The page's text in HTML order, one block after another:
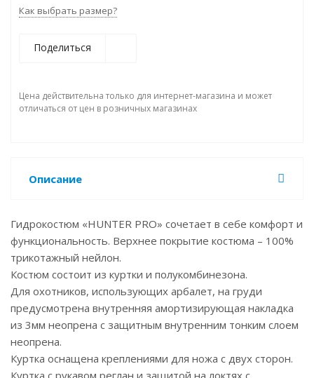
Как выбрать размер?
Поделиться
Цена действительна только для интернет-магазина и может
отличаться от цен в розничных магазинах
Описание
Гидрокостюм «HUNTER PRO» сочетает в себе комфорт и
функциональность. Верхнее покрытие костюма – 100%
трикотажный нейлон.
Костюм состоит из куртки и полукомбинезона.
Для охотников, использующих арбалет, на груди
предусмотрена внутренняя амортизирующая накладка
из 3мм неопрена с защитным внутренним тонким слоем
неопрена.
Куртка оснащена креплениями для ножа с двух сторон.
Куртка с рукавом реглан и защитой на локтях с